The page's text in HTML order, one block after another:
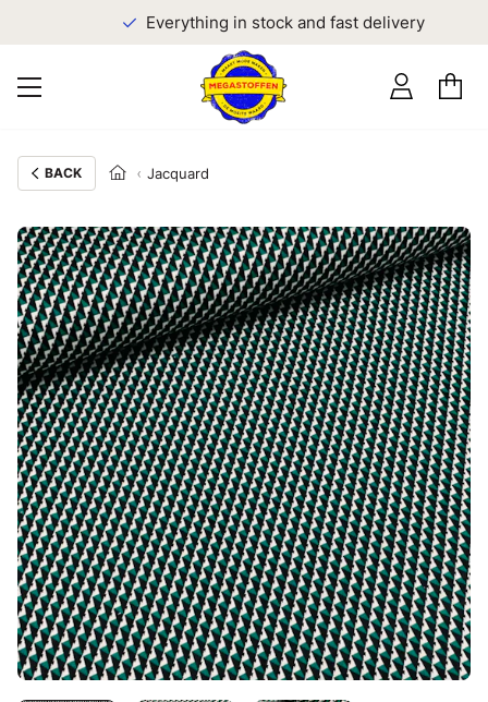
Everything in stock and fast delivery
BACK Jacquard